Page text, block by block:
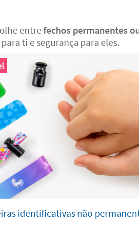
entre fechos permanentes
ti e segurança para eles.
identificativas não